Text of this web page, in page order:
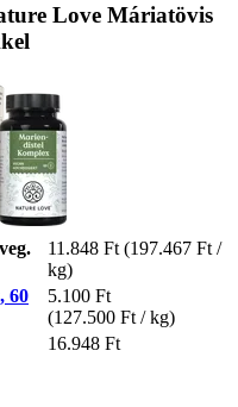
Love Máriatövis
11.848 Ft (197.467 Ft /
kg)
60
5.100 Ft
(127.500 Ft / kg)
16.948 Ft